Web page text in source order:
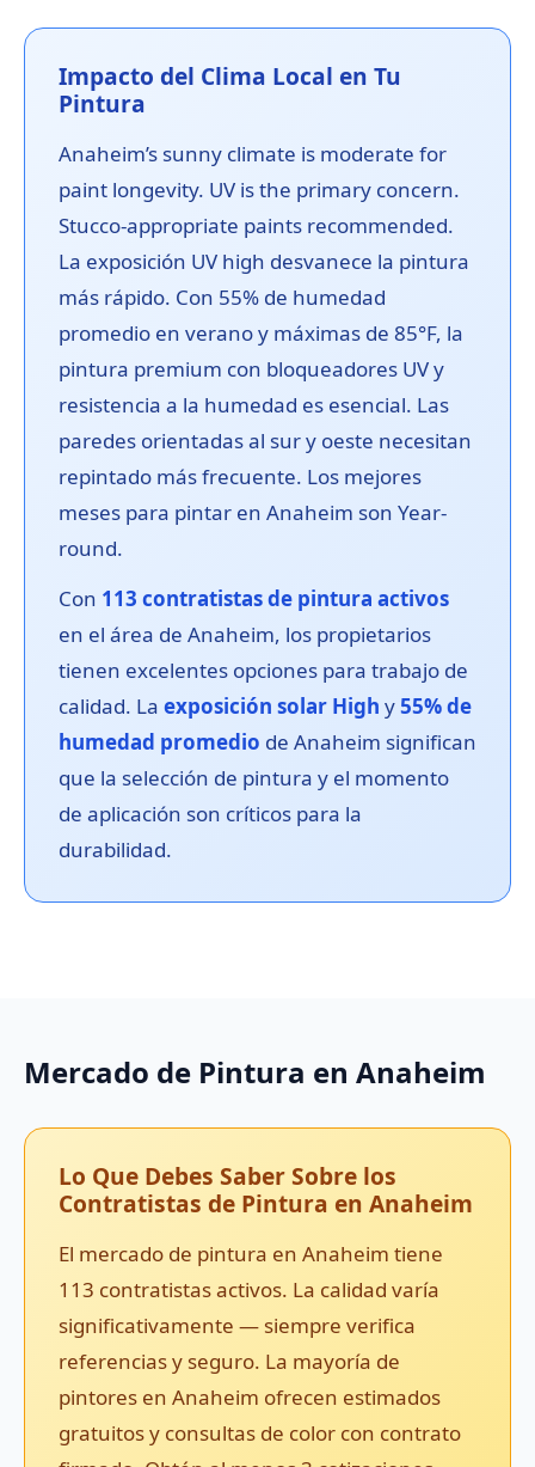
Impacto del Clima Local en Tu
Pintura
Anaheim’s sunny climate is moderate for
paint longevity. UV is the primary concern.
Stucco-appropriate paints recommended.
La exposición UV high desvanece la pintura
más rápido. Con 55% de humedad
promedio en verano y máximas de 85°F, la
pintura premium con bloqueadores UV y
resistencia a la humedad es esencial. Las
paredes orientadas al sur y oeste necesitan
repintado más frecuente. Los mejores
meses para pintar en Anaheim son Year-
round.
Con 113 contratistas de pintura activos
en el área de Anaheim, los propietarios
tienen excelentes opciones para trabajo de
calidad. La exposición solar High y55% de
humedad promedio de Anaheim significan
que la selección de pintura y el momento
de aplicación son críticos para la
durabilidad.
Mercado de Pintura en Anaheim
Lo Que Debes Saber Sobre los
Contratistas de Pintura en Anaheim
El mercado de pintura en Anaheim tiene
113 contratistas activos. La calidad varía
significativamente — siempre verifica
referencias y seguro. La mayoría de
pintores en Anaheim ofrecen estimados
gratuitos y consultas de color con contrato